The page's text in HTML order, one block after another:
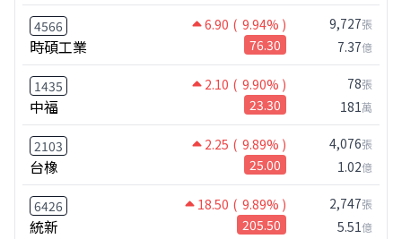
4566 6.90 ( 9.94% )
時碩工業 76.30
9,727張
7.37億
1435 2.10 ( 9.90% )
中福 23.30
78張
181萬
2103 2.25 ( 9.89% )
台橡 25.00
4,076張
1.02億
6426 18.50 ( 9.89% )
統新 205.50
2,747張
5.51億